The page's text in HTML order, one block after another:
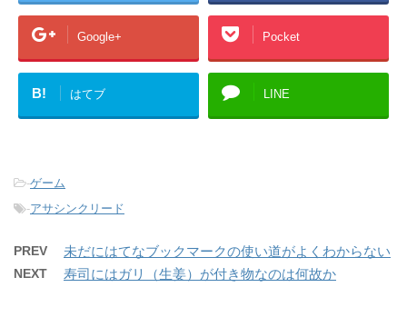
Google+ Pocket
B! はてブ LINE
-ゲーム
-アサシンクリード
PREV 未だにはてなブックマークの使い道がよくわからない
NEXT 寿司にはガリ（生姜）が付き物なのは何故か